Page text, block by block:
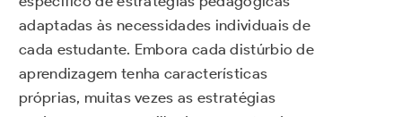
adaptadas às necessidades individuais de
cada estudante. Embora cada distúrbio de
aprendizagem tenha características
próprias, muitas vezes as estratégias